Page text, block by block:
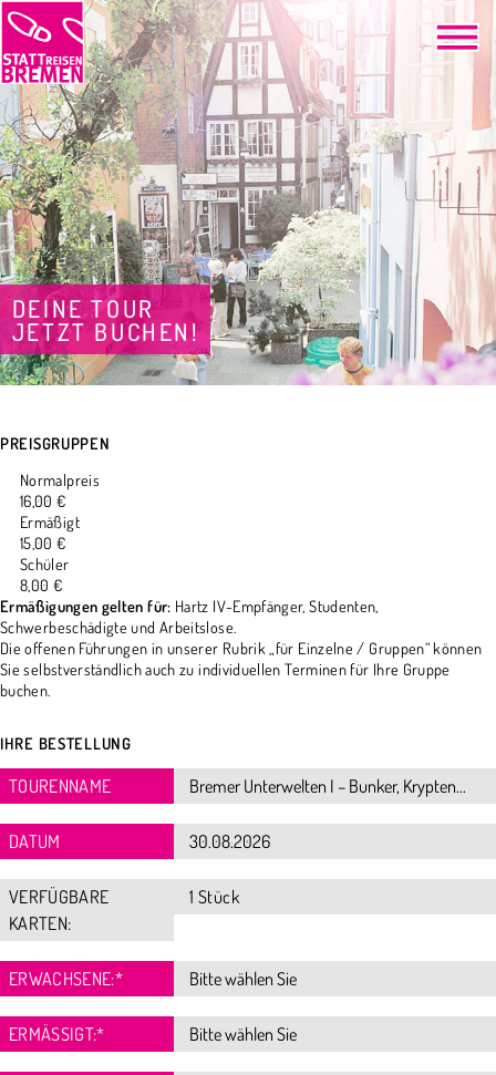
DEINE TOUR
JETZT BUCHEN!
PREISGRUPPEN
Normalpreis
16,00 €
Ermäßigt
15,00 €
Schüler
8,00 €
Ermäßigungen gelten für: Hartz IV-Empfänger, Studenten,
Schwerbeschädigte und Arbeitslose.
Die offenen Führungen in unserer Rubrik „für Einzelne / Gruppen“ können
Sie selbstverständlich auch zu individuellen Terminen für Ihre Gruppe
buchen.
IHRE BESTELLUNG
TOURENNAME
DATUM
VERFÜGBARE
KARTEN:
1 Stück
ERWACHSENE:*
ERMÄSSIGT:*